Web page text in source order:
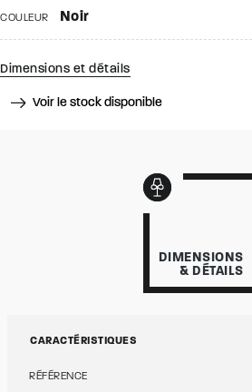
COULEUR Noir
Dimensions et détails
Voir le stock disponible
DIMENSIONS
& DÉTAILS
CARACTÉRISTIQUES
RÉFÉRENCE